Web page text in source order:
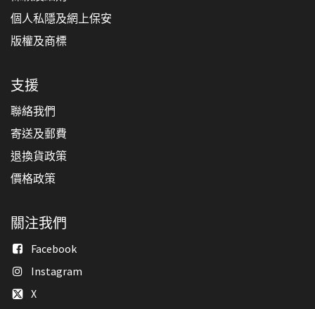
個人私隱及網上保安
版權及商標
支援
聯絡我們
寄送及郵費
退換貨政策
價格政策
關注我們
Facebook
Instagram
X